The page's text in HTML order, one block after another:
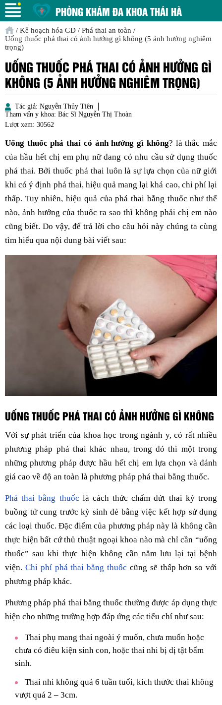
PHÒNG KHÁM ĐA KHOA THÁI HÀ
/ Kế hoạch hóa GD / Phá thai an toàn /
Uống thuốc phá thai có ảnh hưởng gì không (5 ảnh hưởng nghiêm
trọng)
UỐNG THUỐC PHÁ THAI CÓ ẢNH HƯỞNG GÌ
KHÔNG (5 ẢNH HƯỞNG NGHIÊM TRỌNG)
Tác giả: Nguyễn Thủy Tiên
Tham vấn y khoa: Bác Sĩ Nguyễn Thị Thoàn
Lượt xem: 30562
Uống thuốc phá thai có ảnh hưởng gì không? là thắc mắc
của hầu hết chị em phụ nữ đang có nhu cầu sử dụng thuốc
phá thai. Bởi thuốc phá thai luôn là sự lựa chọn của nữ giới
khi có ý định phá thai, hiệu quả mang lại khá cao, chi phí lại
thấp. Tuy nhiên, hiệu quả của phá thai bằng thuốc như thế
nào, ảnh hưởng của thuốc ra sao thì không phải chị em nào
cũng biết. Do vậy, để trả lời cho câu hỏi này chúng ta cùng
tìm hiểu qua nội dung bài viết sau:
UỐNG THUỐC PHÁ THAI CÓ ẢNH HƯỞNG GÌ KHÔNG
Với sự phát triển của khoa học trong ngành y, có rất nhiều
phương pháp phá thai khác nhau, trong đó thì một trong
những phương pháp được hầu hết chị em lựa chọn và đánh
giá cao về độ an toàn là phương pháp phá thai bằng thuốc.
Phá thai bằng thuốc là cách thức chấm dứt thai kỳ trong
buồng tử cung trước kỳ sinh đẻ bằng việc kết hợp sử dụng
các loại thuốc. Đặc điểm của phương pháp này là không cần
thực hiện bất cứ thủ thuật ngoại khoa nào mà chỉ cần “uống
thuốc” sau khi thực hiện không cần nằm lưu lại tại bệnh
viện. Chi phí phá thai bằng thuốc cũng sẽ thấp hơn so với
phương pháp khác.
Phương pháp phá thai bằng thuốc thường được áp dụng thực
hiện cho những trường hợp đáp ứng các tiếu chí như sau:
Thai phụ mang thai ngoài ý muốn, chưa muốn hoặc
chưa có điêu kiện sinh con, hoặc thai nhi bị dị tật bẩm
sinh.
Thai nhi không quá 6 tuần tuổi, kích thước thai không
vượt quá 2 – 3cm.